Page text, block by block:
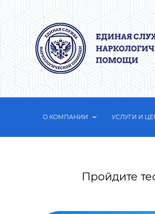
О КОМПАНИИ УСЛУГИ И
Пройдите